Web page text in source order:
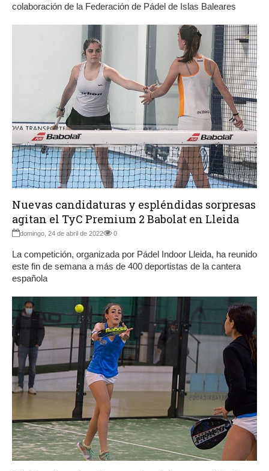
colaboración de la Federación de Pádel de Islas Baleares
Nuevas candidaturas y espléndidas sorpresas
agitan el TyC Premium 2 Babolat en Lleida
domingo, 24 de abril de 2022 0
La competición, organizada por Pádel Indoor Lleida, ha reunido
este fin de semana a más de 400 deportistas de la cantera
española